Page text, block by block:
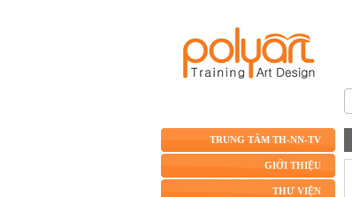
TRUNG TÂM TH-NN-TV
GIỚI THIỆU
THƯ VIỆN